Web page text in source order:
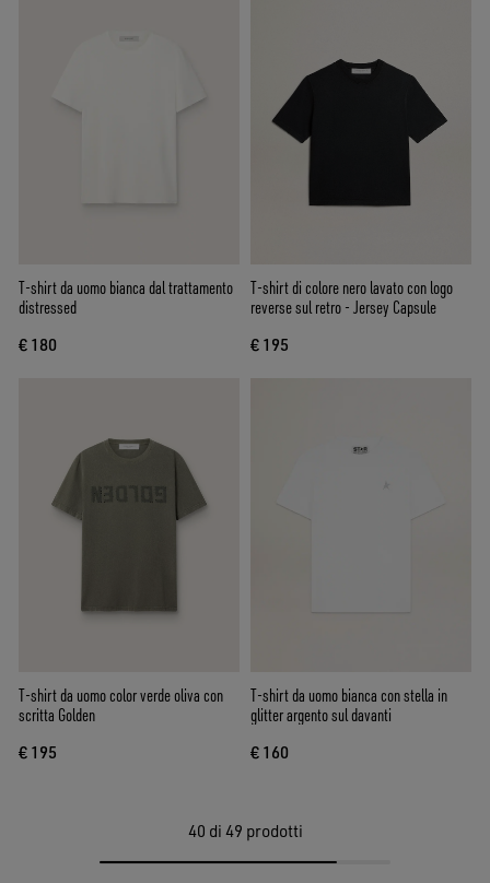
T-shirt da uomo bianca dal trattamento
distressed
€ 180
T-shirt di colore nero lavato con logo
reverse sul retro - Jersey Capsule
€ 195
T-shirt da uomo color verde oliva con
scritta Golden
€ 195
T-shirt da uomo bianca con stella in
glitter argento sul davanti
€ 160
40 di 49 prodotti